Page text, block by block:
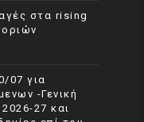
στα rising
07 για
-Γενική
27 και